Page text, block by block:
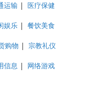
运输 | 医疗保健
娱乐 | 餐饮美食
购物 | 宗教礼仪
信息 | 网络游戏